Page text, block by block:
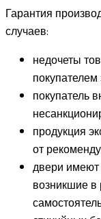
Гарантия
случаев:
недочеты
покупатель
продукция
от
двери
возникшие в